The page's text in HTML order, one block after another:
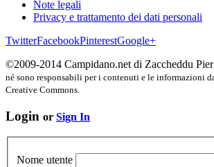
Note legali
Privacy e trattamento dei dati personali
TwitterFacebookPinterestGoogle+
©2009-2014 Campidano.net di Zaccheddu
né sono responsabili per i contenuti e le informazioni
Creative Commons.
Login or Sign In
Nome utente